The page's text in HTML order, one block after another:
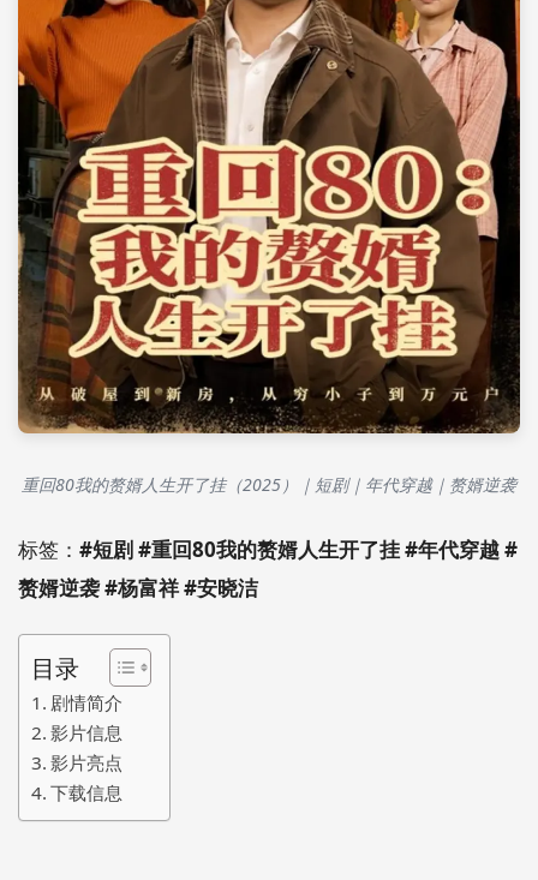
重回80我的赘婿人生开了挂（2025）｜短剧｜年代穿越｜赘婿逆袭
标签： #短剧 #重回80我的赘婿人生开了挂 #年代穿越 #
赘婿逆袭 #杨富祥 #安晓洁
目录
剧情简介
影片信息
影片亮点
下载信息